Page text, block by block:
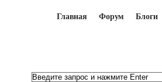
Главная Форум Блоги